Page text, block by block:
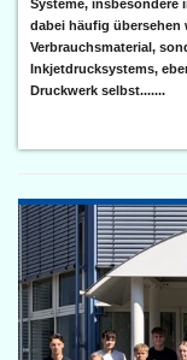
Systeme, insbesondere
dabei häufig
Verbrauchsmaterial,
Inkjetdrucksystems,
Druckwerk selbst.......